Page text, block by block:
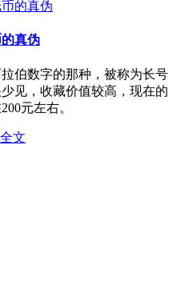
真伪
伯数字的那种，被称为长号
见，收藏价值较高，现在的
元左右。
文